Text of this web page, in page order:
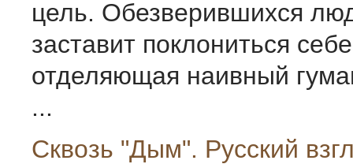
цель. Обезверившихся
заставит поклониться
отделяющая наивный
...
Сквозь "Дым". Русский